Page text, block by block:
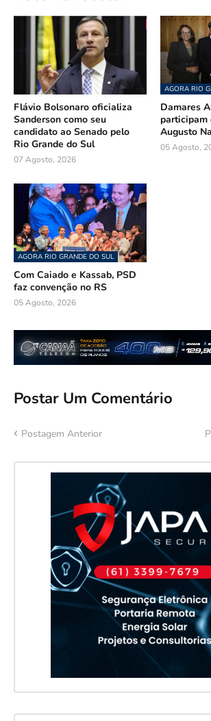
Flávio Bolsonaro oficializa
Sanderson como seu
candidato ao Senado pelo
Rio Grande do Sul
07 Agosto, 2026
AGORA RIO
Damares
participam
Augusto
05 Agosto,
AGORA RIO GRANDE DO SUL
Com Caiado e Kassab, PSD
faz convenção no RS
05 Agosto, 2026
Postar Um Comentário
Postagem Anterior